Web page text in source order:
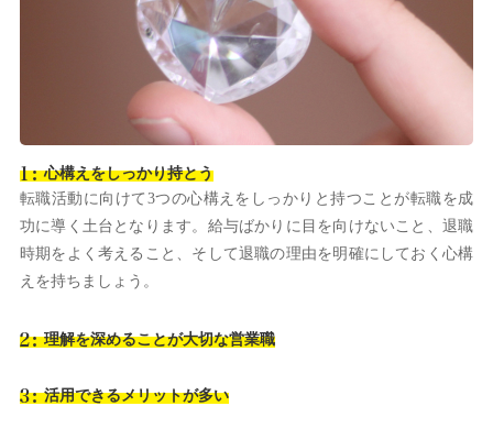
心構えをしっかり持とう
転職活動に向けて3つの心構えをしっかりと持つことが転職を成
功に導く土台となります。給与ばかりに目を向けないこと、退職
時期をよく考えること、そして退職の理由を明確にしておく心構
えを持ちましょう。
理解を深めることが大切な営業職
活用できるメリットが多い